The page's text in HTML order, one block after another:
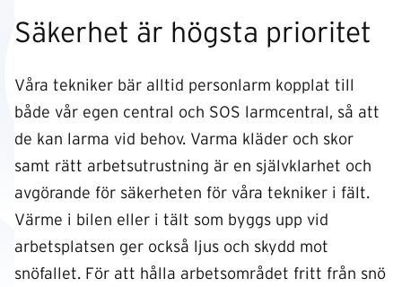
Säkerhet är högsta prioritet
Våra tekniker bär alltid personlarm kopplat till
både vår egen central och SOS larmcentral, så att
de kan larma vid behov. Varma kläder och skor
samt rätt arbetsutrustning är en självklarhet och
avgörande för säkerheten för våra tekniker i fält.
Värme i bilen eller i tält som byggs upp vid
arbetsplatsen ger också ljus och skydd mot
snöfallet. För att hålla arbetsområdet fritt från snö